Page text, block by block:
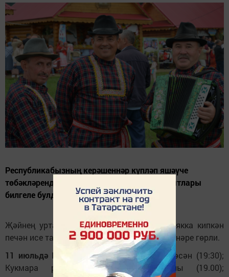
Республикабызның керәшеннәр күпләп яшәүче
төбәкләрендә Питрау бәйрәмен үткәрү вакытлары
билгеле булды.
Җәйнең уртасына да якынлашабыз. Тирә-якка кипкән
печән исе таралган вакытта Питрау бәйрәмнәре гөрли.
11 июльдә Кайбыч районының – Хуҗа Хәсән (19:30);
Кукмара районының Үрәсбаш авылы (19.00);